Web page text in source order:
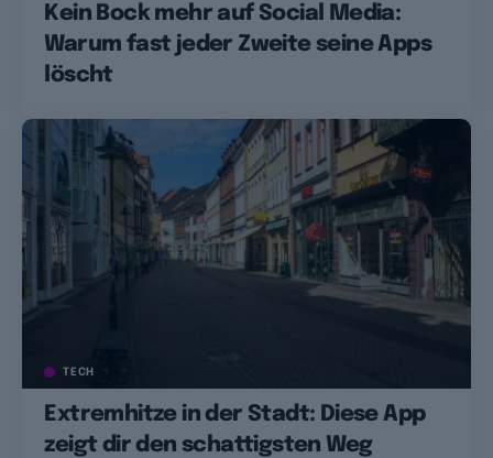
Kein Bock mehr auf Social Media:
Warum fast jeder Zweite seine Apps
löscht
TECH
Extremhitze in der Stadt: Diese App
zeigt dir den schattigsten Weg